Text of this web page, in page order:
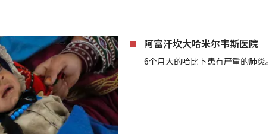
阿富汗坎大哈米尔韦斯医院
6个月大的哈比卜患有严重的肺炎。